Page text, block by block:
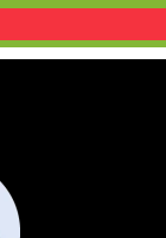
EMPRESA